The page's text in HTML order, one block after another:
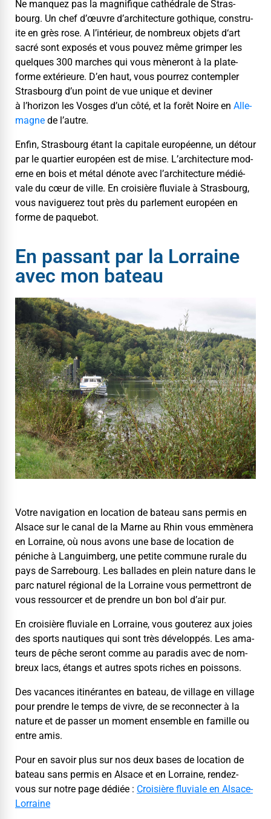
Ne man­quez pas la mag­nifique cathé­drale de Stras­
bourg. Un chef d’œuvre d’architecture goth­ique, con­stru­
ite en grès rose. A l’intérieur, de nom­breux objets d‘art
sacré sont exposés et vous pou­vez même grimper les
quelques 300 march­es qui vous mèneront à la plate­
forme extérieure. D’en haut, vous pour­rez con­tem­pler
Stras­bourg d’un point de vue unique et devin­er
à l’horizon les Vos­ges d’un côté, et la forêt Noire en Alle­
magne de l’autre.
Enfin, Stras­bourg étant la cap­i­tale européenne, un détour
par le quarti­er européen est de mise. L’architecture mod­
erne en bois et métal dénote avec l’architecture médié­
vale du cœur de ville. En croisière flu­viale à Stras­bourg,
vous nav­iguerez tout près du par­lement européen en
forme de paquebot.
En passant par la Lorraine
avec mon bateau
Votre nav­i­ga­tion en loca­tion de bateau sans per­mis en
Alsace sur le canal de la Marne au Rhin vous emmèn­era
en Lor­raine, où nous avons une base de loca­tion de
péniche à Lan­guim­berg, une petite com­mune rurale du
pays de Sar­rebourg. Les bal­lades en plein nature dans le
parc naturel région­al de la Lor­raine vous per­me­t­tront de
vous ressourcer et de pren­dre un bon bol d’air pur.
En croisière flu­viale en Lor­raine, vous gouterez aux joies
des sports nau­tiques qui sont très dévelop­pés. Les ama­
teurs de pêche seront comme au par­adis avec de nom­
breux lacs, étangs et autres spots rich­es en poissons.
Des vacances itinérantes en bateau, de vil­lage en vil­lage
pour pren­dre le temps de vivre, de se recon­necter à la
nature et de pass­er un moment ensem­ble en famille ou
entre amis.
Pour en savoir plus sur nos deux bases de loca­tion de
bateau sans per­mis en Alsace et en Lor­raine, ren­dez-
vous sur notre page dédiée : Croisière flu­viale en Alsace-
Lorraine